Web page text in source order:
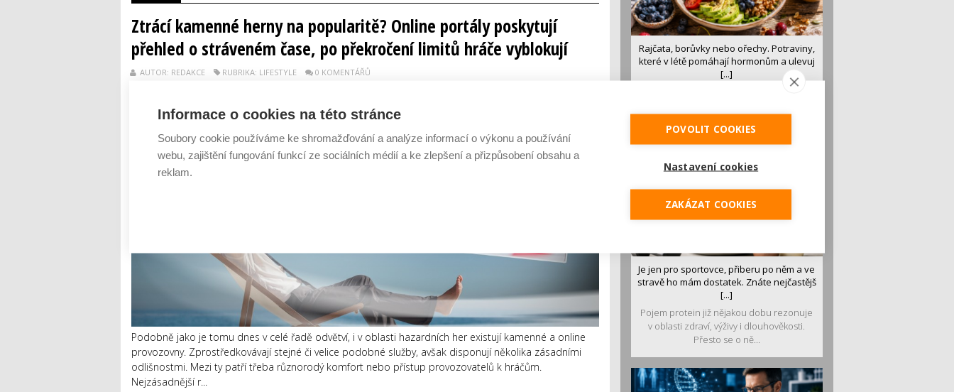
Ztrácí kamenné herny na popularitě? Online portály poskytují
přehled o stráveném čase, po překročení limitů hráče vyblokují
AUTOR: REDAKCE RUBRIKA: LIFESTYLE 0 KOMENTÁŘŮ
Podobně jako je tomu dnes v celé řadě odvětví, i v oblasti hazardních her existují kamenné a online
provozovny. Zprostředkovávají stejné či velice podobné služby, avšak disponují několika zásadními
odlišnostmi. Mezi ty patří třeba různorodý komfort nebo přístup provozovatelů k hráčům.
Nejzásadnější r...
Rajčata, borůvky nebo ořechy. Potraviny,
které v létě pomáhají hormonům a ulevuj
[...]
luštěniny jsou práv...
Je jen pro sportovce, přiberu po něm a ve
stravě ho mám dostatek. Znáte nejčastějš
[...]
Pojem protein již nějakou dobu rezonuje
v oblasti zdraví, výživy i dlouhověkosti.
Přesto se o ně...
Informace o cookies na této stránce
Soubory cookie používáme ke shromažďování a analýze informací o výkonu a používání
webu, zajištění fungování funkcí ze sociálních médií a ke zlepšení a přizpůsobení obsahu a
reklam.
POVOLIT COOKIES
Nastavení cookies
ZAKÁZAT COOKIES